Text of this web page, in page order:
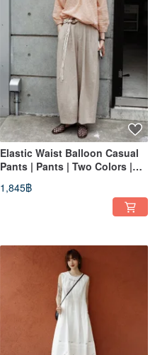
Elastic Waist Balloon Casual
Pants | Pants | Two Colors |
Summer Collection | Sora-2140
1,845฿